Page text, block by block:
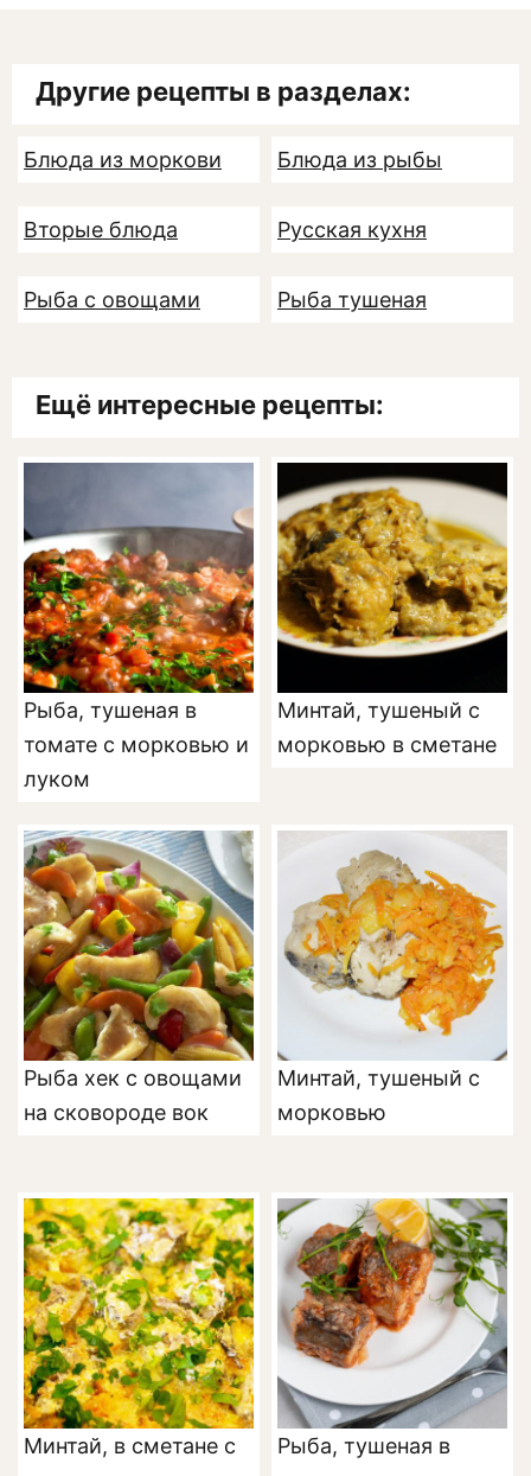
Другие рецепты в разделах:
Блюда из моркови Блюда из рыбы
Вторые блюда Русская кухня
Рыба с овощами Рыба тушеная
Ещё интересные рецепты:
Рыба, тушеная в
томате с морковью и
луком
Минтай, тушеный с
морковью в сметане
Рыба хек с овощами
на сковороде вок
Минтай, тушеный с
морковью
Минтай, в сметане с
Рыба, тушеная в